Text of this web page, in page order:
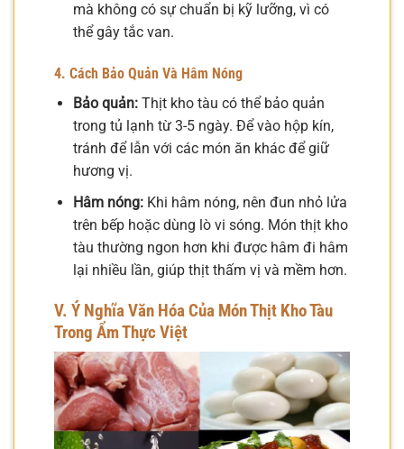
mà không có sự chuẩn bị kỹ lưỡng, vì có
thể gây tắc van.
4. Cách Bảo Quản Và Hâm Nóng
Bảo quản:Thịt kho tàu có thể bảo quản
trong tủ lạnh từ 3-5 ngày. Để vào hộp kín,
tránh để lẫn với các món ăn khác để giữ
hương vị.
Hâm nóng:Khi hâm nóng, nên đun nhỏ lửa
trên bếp hoặc dùng lò vi sóng. Món thịt kho
tàu thường ngon hơn khi được hâm đi hâm
lại nhiều lần, giúp thịt thấm vị và mềm hơn.
V. Ý Nghĩa Văn Hóa Của Món Thịt Kho Tàu
Trong Ẩm Thực Việt